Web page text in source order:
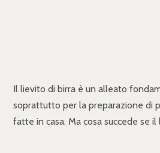
Il lievito di birra è un alleato
soprattutto per la preparazione di
fatte in casa. Ma cosa succede se